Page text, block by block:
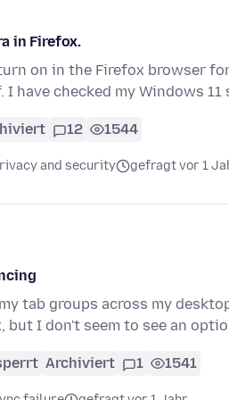
in Firefox.
on in the Firefox browser
have checked my Windows
12 1544
and security gefragt vor 1
tab groups across my
but I don't seem to see an
Archiviert 1 1541